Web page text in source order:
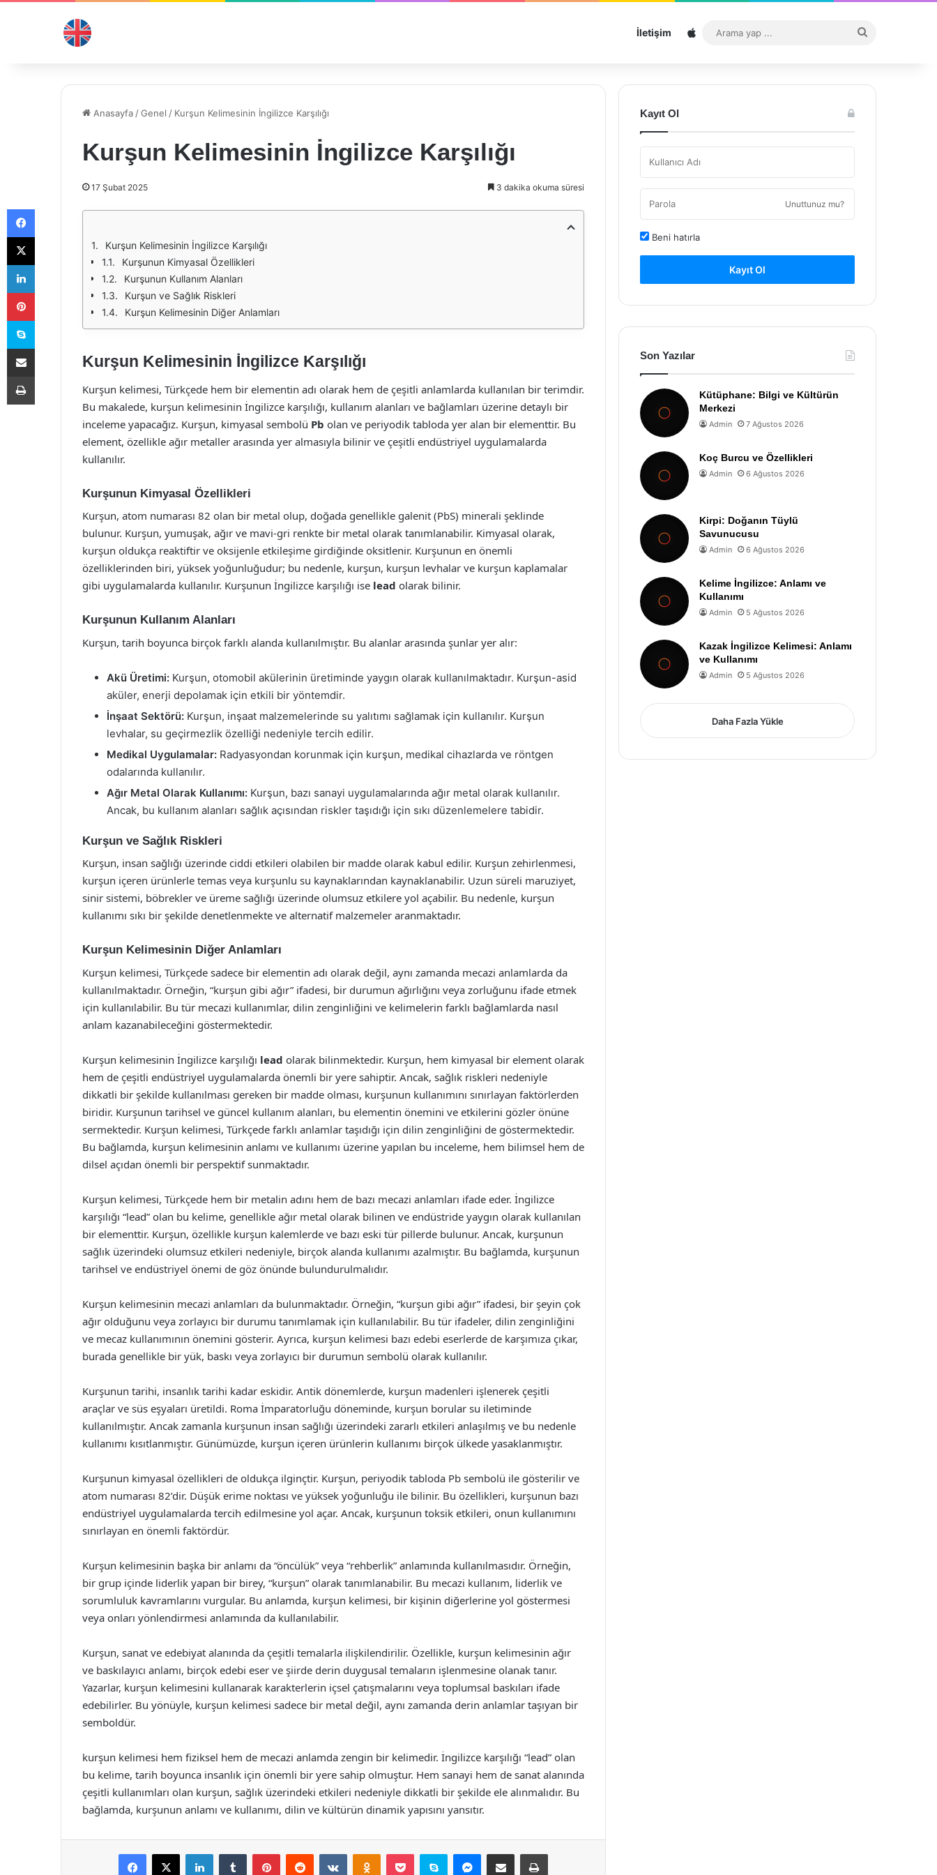
İletişim Sitemap
...
Anasayfa /Genel / Kurşun Kelimesinin İngilizce Karşılığı
Kurşun Kelimesinin İngilizce Karşılığı
17 Şubat 2025 3 dakika okuma süresi
Kurşun Kelimesinin İngilizce Karşılığı
Kurşunun Kimyasal Özellikleri
Kurşunun Kullanım Alanları
Kurşun ve Sağlık Riskleri
Kurşun Kelimesinin Diğer Anlamları
Kurşun Kelimesinin İngilizce Karşılığı
Kurşun kelimesi, Türkçede hem bir elementin adı olarak hem de çeşitli anlamlarda kullanılan bir terimdir.
Bu makalede, kurşun kelimesinin İngilizce karşılığı, kullanım alanları ve bağlamları üzerine detaylı bir
inceleme yapacağız. Kurşun, kimyasal sembolü Pb olan ve periyodik tabloda yer alan bir elementtir. Bu
element, özellikle ağır metaller arasında yer almasıyla bilinir ve çeşitli endüstriyel uygulamalarda
kullanılır.
Kurşunun Kimyasal Özellikleri
Kurşun, atom numarası 82 olan bir metal olup, doğada genellikle galenit (PbS) minerali şeklinde
bulunur. Kurşun, yumuşak, ağır ve mavi-gri renkte bir metal olarak tanımlanabilir. Kimyasal olarak,
kurşun oldukça reaktiftir ve oksijenle etkileşime girdiğinde oksitlenir. Kurşunun en önemli
özelliklerinden biri, yüksek yoğunluğudur; bu nedenle, kurşun, kurşun levhalar ve kurşun kaplamalar
gibi uygulamalarda kullanılır. Kurşunun İngilizce karşılığı ise lead olarak bilinir.
Kurşunun Kullanım Alanları
Kurşun, tarih boyunca birçok farklı alanda kullanılmıştır. Bu alanlar arasında şunlar yer alır:
Akü Üretimi: Kurşun, otomobil akülerinin üretiminde yaygın olarak kullanılmaktadır. Kurşun-asid
aküler, enerji depolamak için etkili bir yöntemdir.
İnşaat Sektörü: Kurşun, inşaat malzemelerinde su yalıtımı sağlamak için kullanılır. Kurşun
levhalar, su geçirmezlik özelliği nedeniyle tercih edilir.
Medikal Uygulamalar: Radyasyondan korunmak için kurşun, medikal cihazlarda ve röntgen
odalarında kullanılır.
Ağır Metal Olarak Kullanımı: Kurşun, bazı sanayi uygulamalarında ağır metal olarak kullanılır.
Ancak, bu kullanım alanları sağlık açısından riskler taşıdığı için sıkı düzenlemelere tabidir.
Kurşun ve Sağlık Riskleri
Kurşun, insan sağlığı üzerinde ciddi etkileri olabilen bir madde olarak kabul edilir. Kurşun zehirlenmesi,
kurşun içeren ürünlerle temas veya kurşunlu su kaynaklarından kaynaklanabilir. Uzun süreli maruziyet,
sinir sistemi, böbrekler ve üreme sağlığı üzerinde olumsuz etkilere yol açabilir. Bu nedenle, kurşun
kullanımı sıkı bir şekilde denetlenmekte ve alternatif malzemeler aranmaktadır.
Kurşun Kelimesinin Diğer Anlamları
Kurşun kelimesi, Türkçede sadece bir elementin adı olarak değil, aynı zamanda mecazi anlamlarda da
kullanılmaktadır. Örneğin, “kurşun gibi ağır” ifadesi, bir durumun ağırlığını veya zorluğunu ifade etmek
için kullanılabilir. Bu tür mecazi kullanımlar, dilin zenginliğini ve kelimelerin farklı bağlamlarda nasıl
anlam kazanabileceğini göstermektedir.
Kurşun kelimesinin İngilizce karşılığı lead olarak bilinmektedir. Kurşun, hem kimyasal bir element olarak
hem de çeşitli endüstriyel uygulamalarda önemli bir yere sahiptir. Ancak, sağlık riskleri nedeniyle
dikkatli bir şekilde kullanılması gereken bir madde olması, kurşunun kullanımını sınırlayan faktörlerden
biridir. Kurşunun tarihsel ve güncel kullanım alanları, bu elementin önemini ve etkilerini gözler önüne
sermektedir. Kurşun kelimesi, Türkçede farklı anlamlar taşıdığı için dilin zenginliğini de göstermektedir.
Bu bağlamda, kurşun kelimesinin anlamı ve kullanımı üzerine yapılan bu inceleme, hem bilimsel hem de
dilsel açıdan önemli bir perspektif sunmaktadır.
Kurşun kelimesi, Türkçede hem bir metalin adını hem de bazı mecazi anlamları ifade eder. İngilizce
karşılığı “lead” olan bu kelime, genellikle ağır metal olarak bilinen ve endüstride yaygın olarak kullanılan
bir elementtir. Kurşun, özellikle kurşun kalemlerde ve bazı eski tür pillerde bulunur. Ancak, kurşunun
sağlık üzerindeki olumsuz etkileri nedeniyle, birçok alanda kullanımı azalmıştır. Bu bağlamda, kurşunun
tarihsel ve endüstriyel önemi de göz önünde bulundurulmalıdır.
Kurşun kelimesinin mecazi anlamları da bulunmaktadır. Örneğin, “kurşun gibi ağır” ifadesi, bir şeyin çok
ağır olduğunu veya zorlayıcı bir durumu tanımlamak için kullanılabilir. Bu tür ifadeler, dilin zenginliğini
ve mecaz kullanımının önemini gösterir. Ayrıca, kurşun kelimesi bazı edebi eserlerde de karşımıza çıkar,
burada genellikle bir yük, baskı veya zorlayıcı bir durumun sembolü olarak kullanılır.
Kurşunun tarihi, insanlık tarihi kadar eskidir. Antik dönemlerde, kurşun madenleri işlenerek çeşitli
araçlar ve süs eşyaları üretildi. Roma İmparatorluğu döneminde, kurşun borular su iletiminde
kullanılmıştır. Ancak zamanla kurşunun insan sağlığı üzerindeki zararlı etkileri anlaşılmış ve bu nedenle
kullanımı kısıtlanmıştır. Günümüzde, kurşun içeren ürünlerin kullanımı birçok ülkede yasaklanmıştır.
Kurşunun kimyasal özellikleri de oldukça ilginçtir. Kurşun, periyodik tabloda Pb sembolü ile gösterilir ve
atom numarası 82’dir. Düşük erime noktası ve yüksek yoğunluğu ile bilinir. Bu özellikleri, kurşunun bazı
endüstriyel uygulamalarda tercih edilmesine yol açar. Ancak, kurşunun toksik etkileri, onun kullanımını
sınırlayan en önemli faktördür.
Kurşun kelimesinin başka bir anlamı da “öncülük” veya “rehberlik” anlamında kullanılmasıdır. Örneğin,
bir grup içinde liderlik yapan bir birey, “kurşun” olarak tanımlanabilir. Bu mecazi kullanım, liderlik ve
sorumluluk kavramlarını vurgular. Bu anlamda, kurşun kelimesi, bir kişinin diğerlerine yol göstermesi
veya onları yönlendirmesi anlamında da kullanılabilir.
Kurşun, sanat ve edebiyat alanında da çeşitli temalarla ilişkilendirilir. Özellikle, kurşun kelimesinin ağır
ve baskılayıcı anlamı, birçok edebi eser ve şiirde derin duygusal temaların işlenmesine olanak tanır.
Yazarlar, kurşun kelimesini kullanarak karakterlerin içsel çatışmalarını veya toplumsal baskıları ifade
edebilirler. Bu yönüyle, kurşun kelimesi sadece bir metal değil, aynı zamanda derin anlamlar taşıyan bir
semboldür.
kurşun kelimesi hem fiziksel hem de mecazi anlamda zengin bir kelimedir. İngilizce karşılığı “lead” olan
bu kelime, tarih boyunca insanlık için önemli bir yere sahip olmuştur. Hem sanayi hem de sanat alanında
çeşitli kullanımları olan kurşun, sağlık üzerindeki etkileri nedeniyle dikkatli bir şekilde ele alınmalıdır. Bu
bağlamda, kurşunun anlamı ve kullanımı, dilin ve kültürün dinamik yapısını yansıtır.
Facebook
X LinkedInTumblr PinterestReddit VKontakteOdnoklassniki
Pocket Skype Messenger
E-Posta ile paylaş Yazdır
Kayıt Ol
Unuttunuz mu?
Beni hatırla
Kayıt Ol
Son Yazılar
Kütüphane: Bilgi ve Kültürün
Merkezi
Admin 7 Ağustos 2026
Koç Burcu ve Özellikleri
Admin 6 Ağustos 2026
Kirpi: Doğanın Tüylü
Savunucusu
Admin 6 Ağustos 2026
Kelime İngilizce: Anlamı ve
Kullanımı
Admin 5 Ağustos 2026
Kazak İngilizce Kelimesi: Anlamı
ve Kullanımı
Admin 5 Ağustos 2026
Daha Fazla Yükle
Facebook
X
LinkedIn
Pinterest
Skype
E-Posta ile paylaş